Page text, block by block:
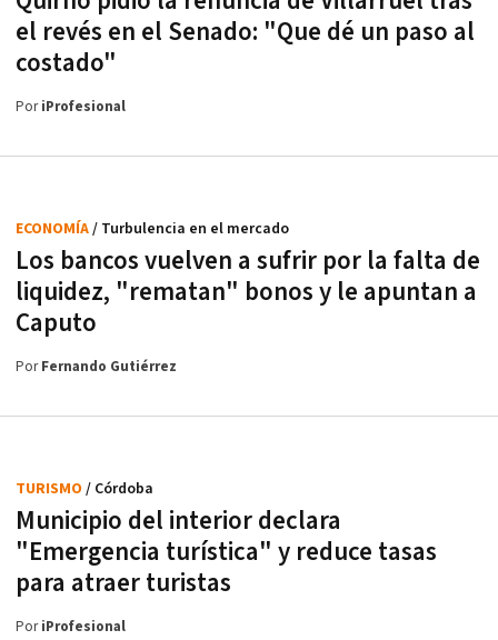
el revés en el Senado: "Que dé un paso al
costado"
PoriProfesional
Los bancos vuelven a sufrir por la falta de
liquidez, "rematan" bonos y le apuntan a
Caputo
ECONOMÍA/ Turbulencia en el mercado
PorFernando Gutiérrez
Municipio del interior declara
"Emergencia turística" y reduce tasas
para atraer turistas
TURISMO / Córdoba
PoriProfesional